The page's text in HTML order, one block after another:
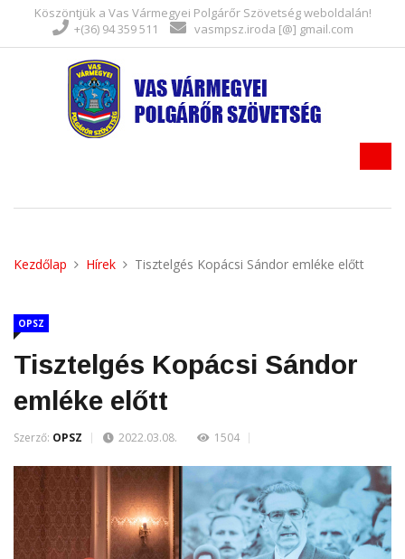
Köszöntjük a Vas Vármegyei Polgárőr Szövetség weboldalán!
+(36) 94 359 511
vasmpsz.iroda [@] gmail.com
Kezdőlap Hírek Tisztelgés Kopácsi Sándor emléke előtt
OPSZ
Tisztelgés Kopácsi Sándor
emléke előtt
Szerző: OPSZ 2022.03.08. 1504